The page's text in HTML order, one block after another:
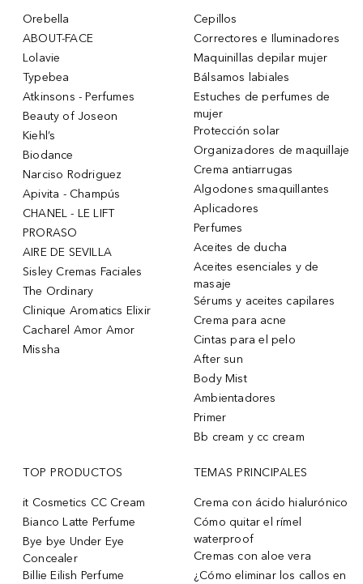
Orebella
ABOUT-FACE
Lolavie
Typebea
Atkinsons - Perfumes
Beauty of Joseon
Kiehl’s
Biodance
Narciso Rodriguez
Apivita - Champús
CHANEL - LE LIFT
PRORASO
AIRE DE SEVILLA
Sisley Cremas Faciales
The Ordinary
Clinique Aromatics Elixir
Cacharel Amor Amor
Missha
Cepillos
Correctores e Iluminadores
Maquinillas depilar mujer
Bálsamos labiales
Estuches de perfumes de
mujer
Protección solar
Organizadores de maquillaje
Crema antiarrugas
Algodones smaquillantes
Aplicadores
Perfumes
Aceites de ducha
Aceites esenciales y de
masaje
Sérums y aceites capilares
Crema para acne
Cintas para el pelo
After sun
Body Mist
Ambientadores
Primer
Bb cream y cc cream
TOP PRODUCTOS
it Cosmetics CC Cream
Bianco Latte Perfume
Bye bye Under Eye
Concealer
Billie Eilish Perfume
TEMAS PRINCIPALES
Crema con ácido hialurónico
Cómo quitar el rímel
waterproof
Cremas con aloe vera
¿Cómo eliminar los callos en